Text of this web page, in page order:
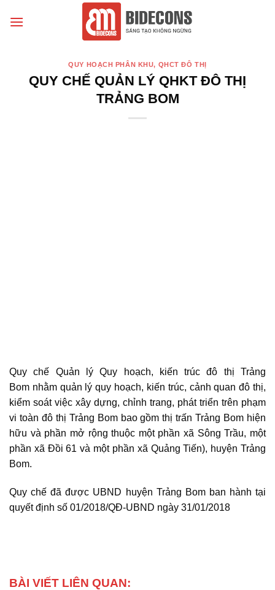
đến
QUY HOẠCH PHÂN KHU, QHCT ĐÔ THỊ
QUY CHẾ QUẢN LÝ QHKT ĐÔ THỊ
TRẢNG BOM
Quy chế Quản lý Quy hoạch, kiến trúc đô thị Trảng
Bom nhằm quản lý quy hoạch, kiến trúc, cảnh quan đô thị,
kiểm soát việc xây dựng, chỉnh trang, phát triển trên phạm
vi toàn đô thị Trảng Bom bao gồm thị trấn Trảng Bom hiện
hữu và phần mở rộng thuộc một phần xã Sông Trầu, một
phần xã Đồi 61 và một phần xã Quảng Tiến), huyện Trảng
Bom.
Quy chế đã được UBND huyện Trảng Bom ban hành tại
quyết định số 01/2018/QĐ-UBND ngày 31/01/2018
BÀI VIẾT LIÊN QUAN: